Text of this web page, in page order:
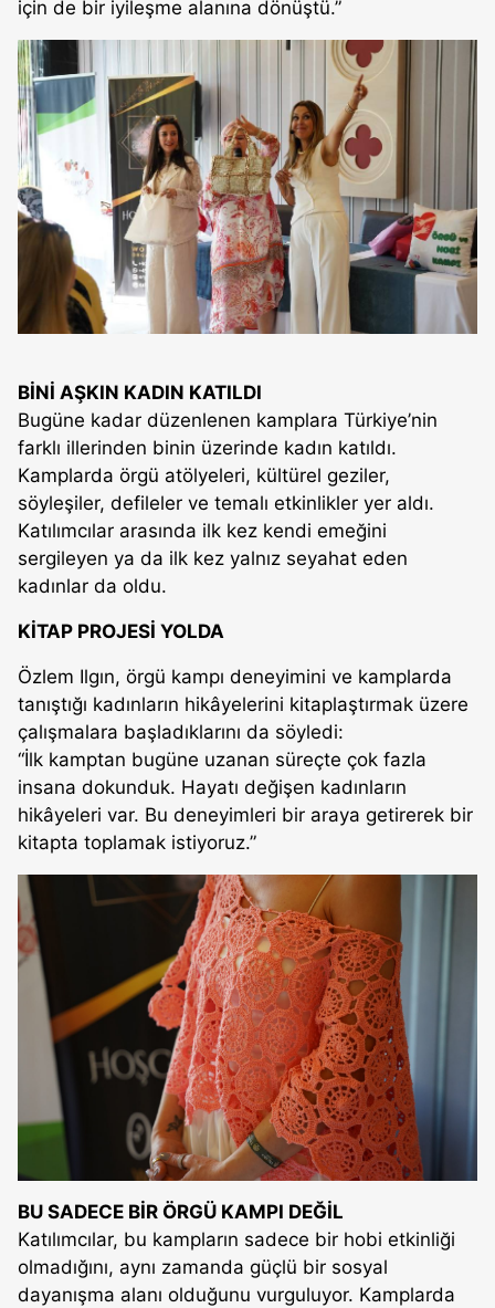
için de bir iyileşme alanına dönüştü.”
BİNİ AŞKIN KADIN KATILDI
Bugüne kadar düzenlenen kamplara Türkiye’nin
farklı illerinden binin üzerinde kadın katıldı.
Kamplarda örgü atölyeleri, kültürel geziler,
söyleşiler, defileler ve temalı etkinlikler yer aldı.
Katılımcılar arasında ilk kez kendi emeğini
sergileyen ya da ilk kez yalnız seyahat eden
kadınlar da oldu.
KİTAP PROJESİ YOLDA
Özlem Ilgın, örgü kampı deneyimini ve kamplarda
tanıştığı kadınların hikâyelerini kitaplaştırmak üzere
çalışmalara başladıklarını da söyledi:
“İlk kamptan bugüne uzanan süreçte çok fazla
insana dokunduk. Hayatı değişen kadınların
hikâyeleri var. Bu deneyimleri bir araya getirerek bir
kitapta toplamak istiyoruz.”
BU SADECE BİR ÖRGÜ KAMPI DEĞİL
Katılımcılar, bu kampların sadece bir hobi etkinliği
olmadığını, aynı zamanda güçlü bir sosyal
dayanışma alanı olduğunu vurguluyor. Kamplarda